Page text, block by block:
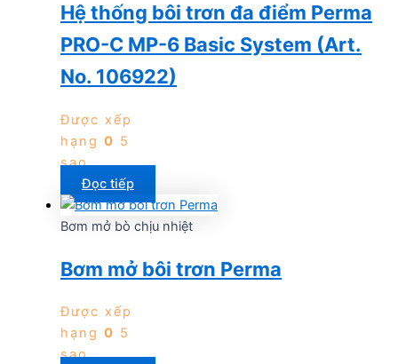
Hệ thống bôi trơn đa điểm Perma
PRO-C MP-6 Basic System (Art.
No. 106922)
Được xếp
hạng 0 5
sao
Đọc tiếp
Bơm mở bò chịu nhiệt
Bơm mở bôi trơn Perma
Được xếp
hạng 0 5
sao